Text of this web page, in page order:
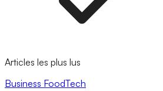
Articles les plus lus
Business FoodTech